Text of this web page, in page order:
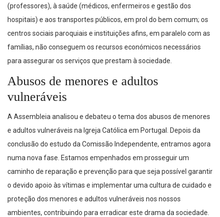
(professores), à saúde (médicos, enfermeiros e gestão dos
hospitais) e aos transportes públicos, em prol do bem comum; os
centros sociais paroquiais e instituições afins, em paralelo com as
famílias, não conseguem os recursos económicos necessários
para assegurar os serviços que prestam à sociedade.
Abusos de menores e adultos
vulneráveis
A Assembleia analisou e debateu o tema dos abusos de menores
e adultos vulneráveis na Igreja Católica em Portugal. Depois da
conclusão do estudo da Comissão Independente, entramos agora
numa nova fase. Estamos empenhados em prosseguir um
caminho de reparação e prevenção para que seja possível garantir
o devido apoio às vítimas e implementar uma cultura de cuidado e
proteção dos menores e adultos vulneráveis nos nossos
ambientes, contribuindo para erradicar este drama da sociedade.